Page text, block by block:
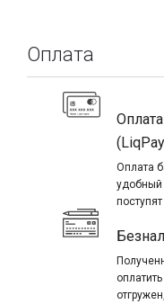
Оплата
Оплата
удобный